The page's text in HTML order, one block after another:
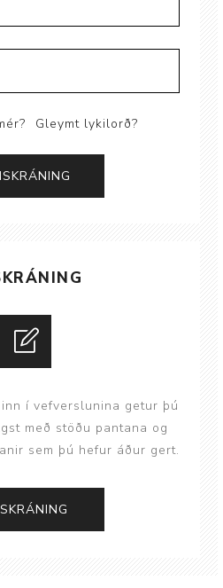
Gleymt lykilorð?
í vefverslunina getur þú
með stöðu pantana og
sem þú hefur áður gert.